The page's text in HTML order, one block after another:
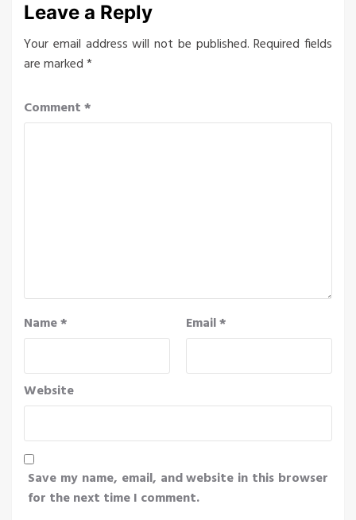
Leave a Reply
Your email address will not be published. Required fields
are marked*
Comment*
Name* Email*
Website
Save my name, email, and website in this browser
for the next time I comment.